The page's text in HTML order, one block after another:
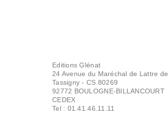
Editions Glénat
24 Avenue du Maréchal de Lattre de
Tassigny - CS 80269
92772 BOULOGNE-BILLANCOURT
CEDEX
Tel : 01.41.46.11.11